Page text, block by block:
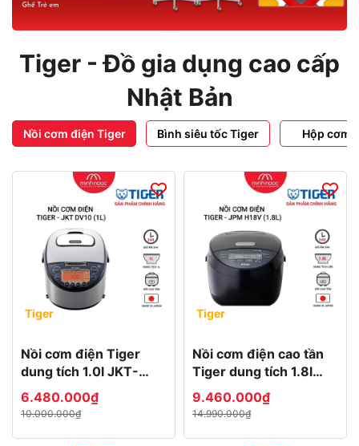
Tiger - Đồ gia dụng cao cấp
Nhật Bản
Nồi cơm điện Tiger Bình siêu tốc Tiger Hộp cơm
Tiger
Nồi cơm điện Tiger
dung tích 1.0l JKT-
D10V MADE IN JAPAN
6.480.000₫
10.000.000₫
Tiger
Nồi cơm điện cao tần
Tiger dung tích 1.8l
JPM-H18V MADE IN
JAPAN
9.460.000₫
14.990.000₫